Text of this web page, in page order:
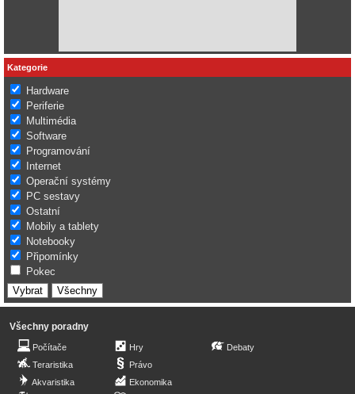
Kategorie
Hardware
Periferie
Multimédia
Software
Programování
Internet
Operační systémy
PC sestavy
Ostatní
Mobily a tablety
Notebooky
Připomínky
Pokec
Všechny poradny
Počítače
Teraristika
Akvaristika
Hry
Právo
Ekonomika
Debaty